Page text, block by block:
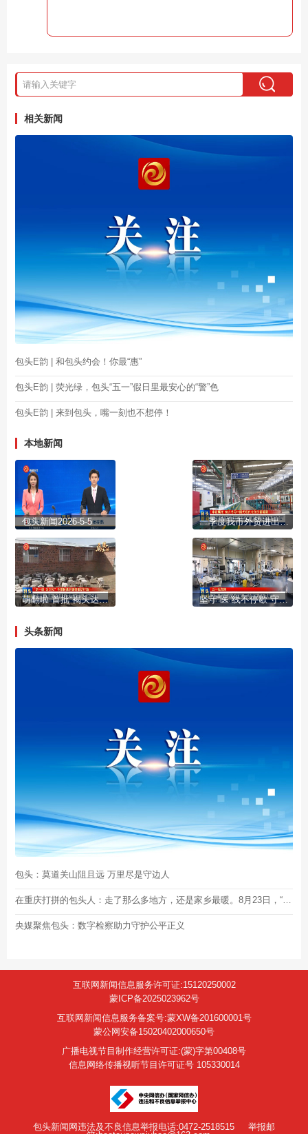
相关新闻
包头E韵 | 和包头约会！你最“惠”
包头E韵 | 荧光绿，包头“五一”假日里最安心的“警”色
包头E韵 | 来到包头，嘴一刻也不想停！
本地新闻
包头新闻2026-5-5 一季度我市外贸进出口总值达63.8亿元 实现首季“开门红”
萌翻啦 首批“褐头达茂草原羊”集体报到 坚守“医”线不停歇 守护健康“不打烊”
头条新闻
包头：莫道关山阻且远 万里尽是守边人
在重庆打拼的包头人：走了那么多地方，还是家乡最暖。8月23日，“包头企业家日”见
央媒聚焦包头：数字检察助力守护公平正义
互联网新闻信息服务许可证:15120250002
蒙ICP备2025023962号
互联网新闻信息服务备案号:蒙XW备201600001号
蒙公网安备15020402000650号
广播电视节目制作经营许可证:(蒙)字第00408号
信息网络传播视听节目许可证号 105330014
包头新闻网违法及不良信息举报电话:0472-2518515
举报邮